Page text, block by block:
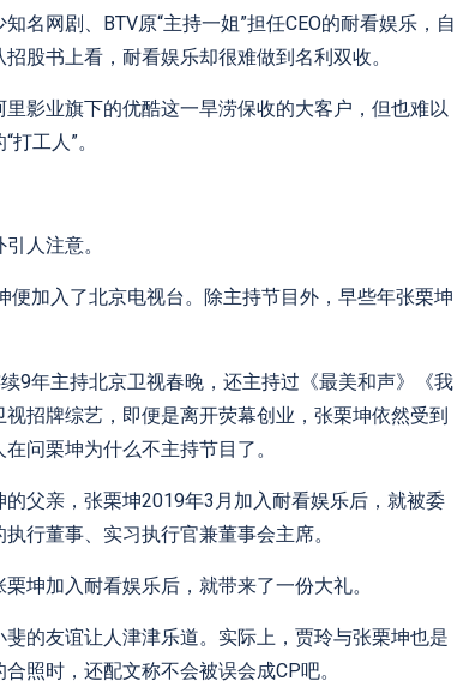
名网剧、BTV原“主持一姐”担任CEO的耐看娱乐，自
股书上看，耐看娱乐却很难做到名利双收。
影业旗下的优酷这一旱涝保收的大客户，但也难以
工人”。
人注意。
便加入了北京电视台。除主持节目外，早些年张栗坤
9年主持北京卫视春晚，还主持过《最美和声》《我
招牌综艺，即便是离开荧幕创业，张栗坤依然受到
问栗坤为什么不主持节目了。
父亲，张栗坤2019年3月加入耐看娱乐后，就被委
行董事、实习执行官兼董事会主席。
坤加入耐看娱乐后，就带来了一份大礼。
斐的友谊让人津津乐道。实际上，贾玲与张栗坤也是
照时，还配文称不会被误会成CP吧。